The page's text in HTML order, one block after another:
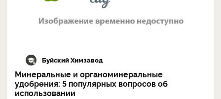
Буйский Химзавод
Минеральные и органоминеральные
удобрения: 5 популярных вопросов об
использовании